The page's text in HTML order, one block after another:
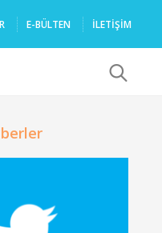
E-BÜLTEN İLETİŞİM